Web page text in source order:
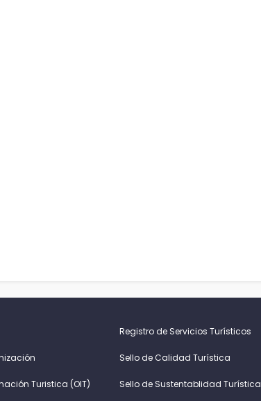
Turistica (OIT)
Registro de Servicios Turísticos
Sello de Calidad Turística
Sello de Sustentablidad Turística